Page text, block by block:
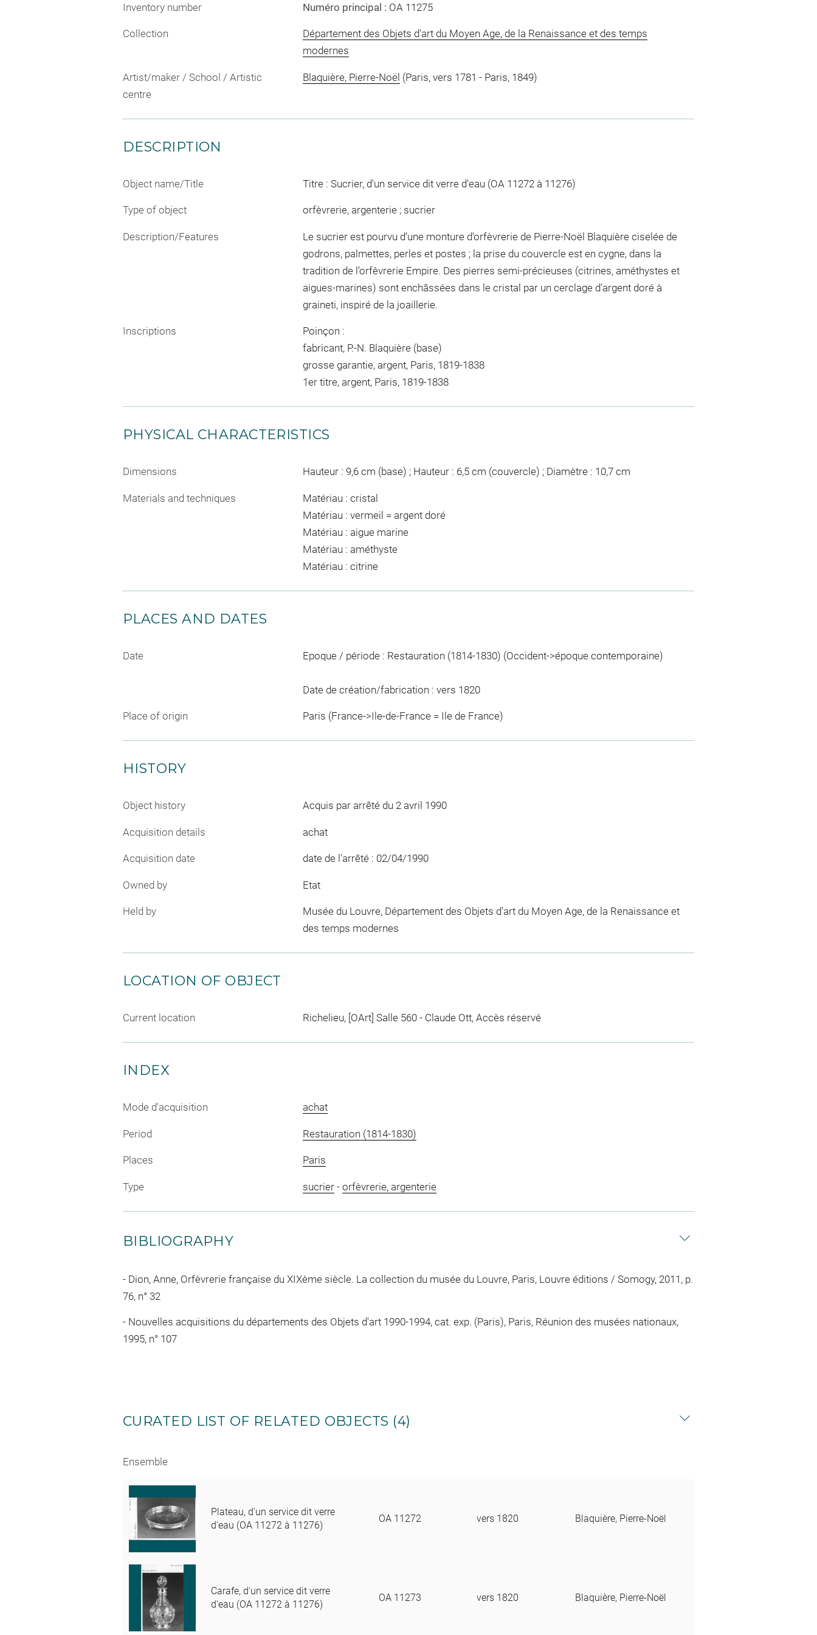
Inventory number Numéro principal : OA 11275
Collection
Département des Objets d'art du Moyen Age, de la Renaissance et des temps
modernes
Artist/maker / School / Artistic
centre
Blaquière, Pierre-Noël (Paris, vers 1781 - Paris, 1849)
DESCRIPTION
Object name/Title Titre : Sucrier, d'un service dit verre d'eau (OA 11272 à 11276)
Type of object orfèvrerie, argenterie ; sucrier
Description/Features
Le sucrier est pourvu d’une monture d’orfèvrerie de Pierre-Noël Blaquière ciselée de
godrons, palmettes, perles et postes ; la prise du couvercle est en cygne, dans la
tradition de l’orfèvrerie Empire. Des pierres semi-précieuses (citrines, améthystes et
aigues-marines) sont enchâssées dans le cristal par un cerclage d’argent doré à
graineti, inspiré de la joaillerie.
Inscriptions
Poinçon :
fabricant, P.-N. Blaquière (base)
grosse garantie, argent, Paris, 1819-1838
1er titre, argent, Paris, 1819-1838
PHYSICAL CHARACTERISTICS
Dimensions Hauteur : 9,6 cm (base) ; Hauteur : 6,5 cm (couvercle) ; Diamètre : 10,7 cm
Materials and techniques
Matériau : cristal
Matériau : vermeil = argent doré
Matériau : aigue marine
Matériau : améthyste
Matériau : citrine
PLACES AND DATES
Date Epoque / période : Restauration (1814-1830) (Occident->époque contemporaine)
Date de création/fabrication : vers 1820
Place of origin Paris (France->Ile-de-France = Ile de France)
HISTORY
Object history Acquis par arrêté du 2 avril 1990
Acquisition details achat
Acquisition date date de l'arrêté : 02/04/1990
Owned by Etat
Held by
Musée du Louvre, Département des Objets d'art du Moyen Age, de la Renaissance et
des temps modernes
LOCATION OF OBJECT
Current location Richelieu, [OArt] Salle 560 - Claude Ott, Accès réservé
INDEX
Mode d'acquisition achat
Period Restauration (1814-1830)
Places Paris
Type sucrier- orfèvrerie, argenterie
BIBLIOGRAPHY
Dion, Anne, Orfèvrerie française du XIXème siècle. La collection du musée du Louvre, Paris, Louvre éditions / Somogy, 2011, p.
76, n° 32
Nouvelles acquisitions du départements des Objets d'art 1990-1994, cat. exp. (Paris), Paris, Réunion des musées nationaux,
1995, n° 107
CURATED LIST OF RELATED OBJECTS (4)
Ensemble
Plateau, d'un service dit verre
d'eau (OA 11272 à 11276)
OA 11272 vers 1820 Blaquière, Pierre-Noël
Carafe, d'un service dit verre
d'eau (OA 11272 à 11276)
OA 11273 vers 1820 Blaquière, Pierre-Noël